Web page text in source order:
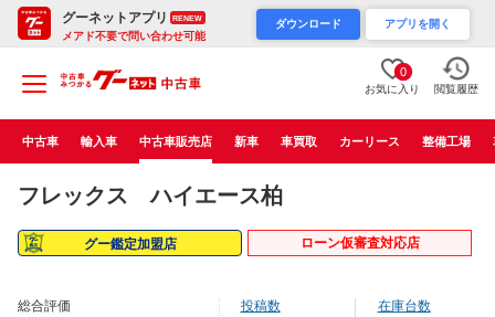
グーネットアプリ RENEW
メアド不要で問い合わせ可能
ダウンロード アプリを開く
0
お気に入り 閲覧履歴
中古車 輸入車 中古車販売店 新車 車買取 カーリース 整備工場
フレックス ハイエース柏
グー鑑定加盟店 ローン仮審査対応店
総合評価 投稿数 在庫台数